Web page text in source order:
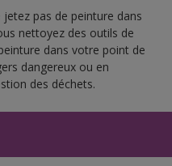
pas de peinture dans
nettoyez des outils de
dans votre point de
dangereux ou en
des déchets.